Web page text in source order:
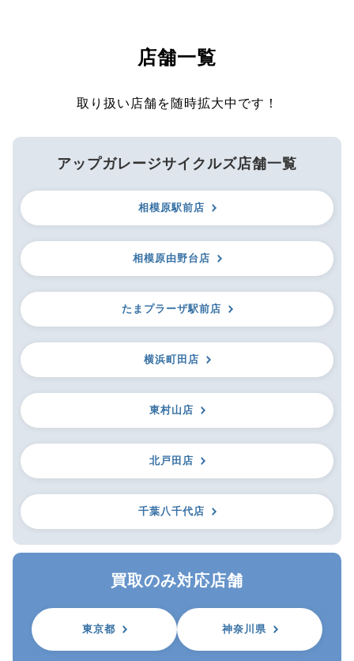
店舗一覧
取り扱い店舗を随時拡大中です！
アップガレージサイクルズ店舗一覧
相模原駅前店
相模原由野台店
たまプラーザ駅前店
横浜町田店
東村山店
北戸田店
千葉八千代店
買取のみ対応店舗
東京都 神奈川県